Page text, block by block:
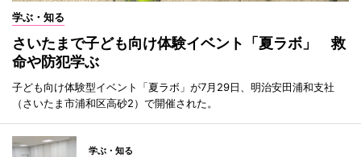
学ぶ・知る
さいたまで子ども向け体験イベント「夏ラボ」 救
命や防犯学ぶ
子ども向け体験型イベント「夏ラボ」が7月29日、明治安田浦和支社
（さいたま市浦和区高砂2）で開催された。
学ぶ・知る